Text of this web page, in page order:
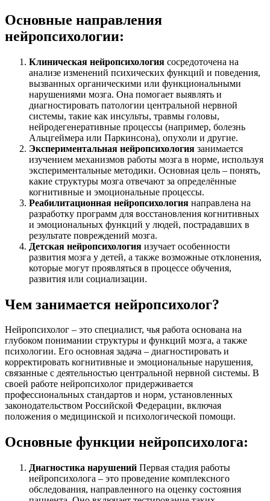
Основные направления
нейропсихологии:
Клиническая нейропсихология сосредоточена на
анализе изменений психических функций и поведения,
вызванных органическими или функциональными
нарушениями мозга. Она помогает выявлять и
диагностировать патологии центральной нервной
системы, такие как инсульты, травмы головы,
нейродегенеративные процессы (например, болезнь
Альцгеймера или Паркинсона), опухоли и другие.
Экспериментальная нейропсихология занимается
изучением механизмов работы мозга в норме, используя
экспериментальные методики. Основная цель – понять,
какие структуры мозга отвечают за определённые
когнитивные и эмоциональные процессы.
Реабилитационная нейропсихология направлена на
разработку программ для восстановления когнитивных
и эмоциональных функций у людей, пострадавших в
результате повреждений мозга.
Детская нейропсихология изучает особенности
развития мозга у детей, а также возможные отклонения,
которые могут проявляться в процессе обучения,
развития или социализации.
Чем занимается нейропсихолог?
Нейропсихолог – это специалист, чья работа основана на
глубоком понимании структуры и функций мозга, а также
психологии. Его основная задача – диагностировать и
корректировать когнитивные и эмоциональные нарушения,
связанные с деятельностью центральной нервной системы. В
своей работе нейропсихолог придерживается
профессиональных стандартов и норм, установленных
законодательством Российской Федерации, включая
положения о медицинской и психологической помощи.
Основные функции нейропсихолога:
Диагностика нарушений Первая стадия работы
нейропсихолога – это проведение комплексного
обследования, направленного на оценку состояния